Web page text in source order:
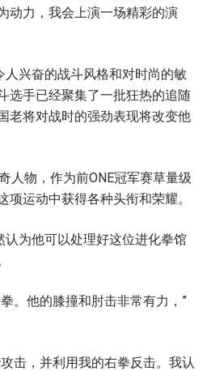
动力，我会上演一场精彩的演
兴奋的战斗风格和对时尚的敏
选手已经聚集了一批狂热的追随
老将对战时的强劲表现将改变他
人物，作为前ONE冠军赛草量级
项运动中获得各种头衔和荣耀。
认为他可以处理好这位进化拳馆
。他的膝撞和肘击非常有力，”
击，并利用我的右拳反击。我认